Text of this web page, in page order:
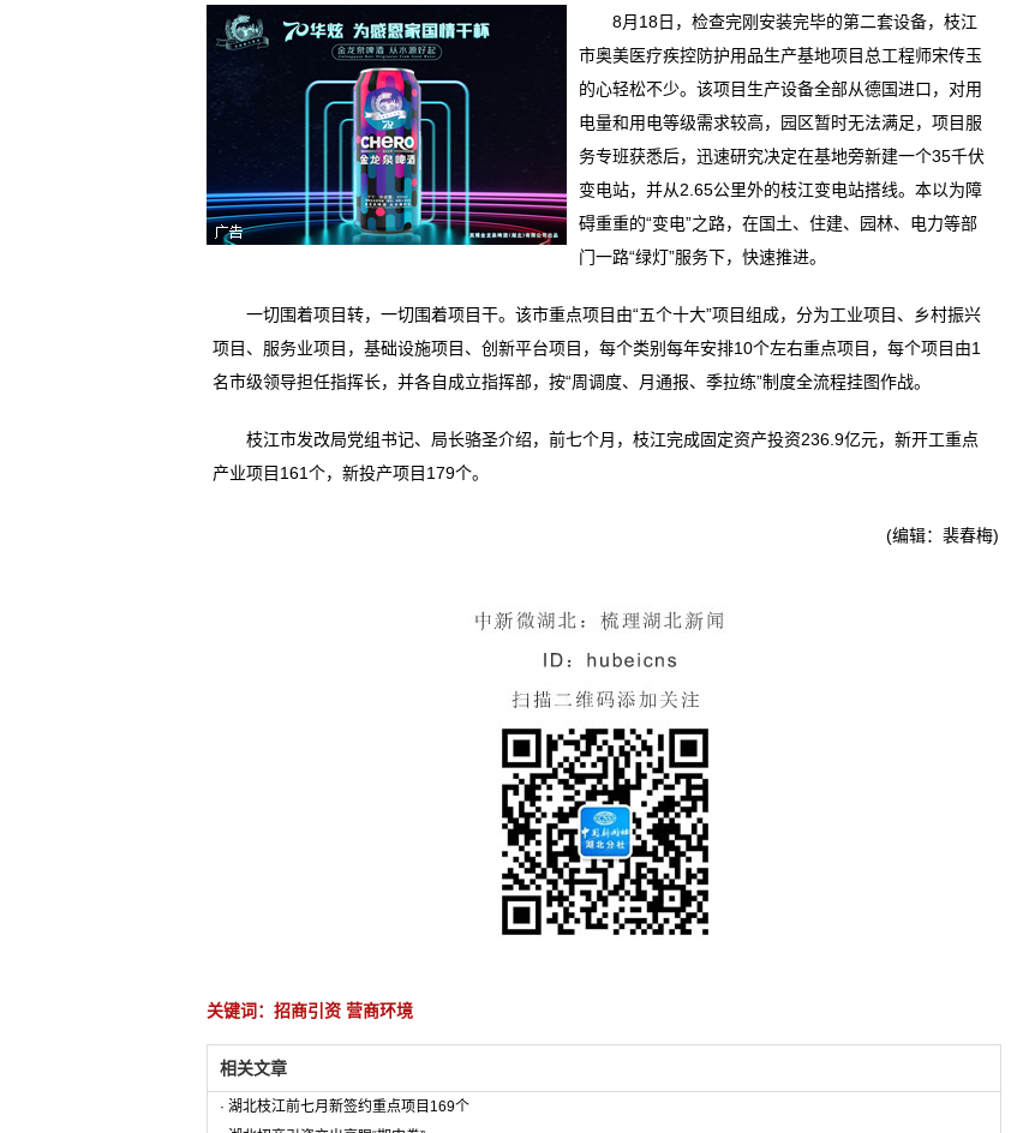
8月18日，检查完刚安装完毕的第二套设备，枝江
市奥美医疗疾控防护用品生产基地项目总工程师宋传玉
的心轻松不少。该项目生产设备全部从德国进口，对用
电量和用电等级需求较高，园区暂时无法满足，项目服
务专班获悉后，迅速研究决定在基地旁新建一个35千伏
变电站，并从2.65公里外的枝江变电站搭线。本以为障
碍重重的“变电”之路，在国土、住建、园林、电力等部
门一路“绿灯”服务下，快速推进。
一切围着项目转，一切围着项目干。该市重点项目由“五个十大”项目组成，分为工业项目、乡村振兴
项目、服务业项目，基础设施项目、创新平台项目，每个类别每年安排10个左右重点项目，每个项目由1
名市级领导担任指挥长，并各自成立指挥部，按“周调度、月通报、季拉练”制度全流程挂图作战。
枝江市发改局党组书记、局长骆圣介绍，前七个月，枝江完成固定资产投资236.9亿元，新开工重点
产业项目161个，新投产项目179个。
(编辑：裴春梅)
关键词：招商引资 营商环境
相关文章
· 湖北枝江前七月新签约重点项目169个